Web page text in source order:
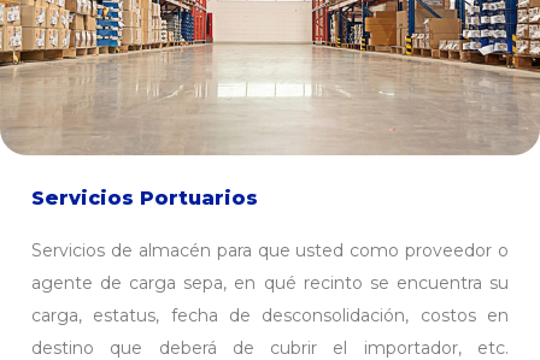
Servicios Portuarios
Servicios de almacén para que usted como proveedor o
agente de carga sepa, en qué recinto se encuentra su
carga, estatus, fecha de desconsolidación, costos en
destino que deberá de cubrir el importador, etc.